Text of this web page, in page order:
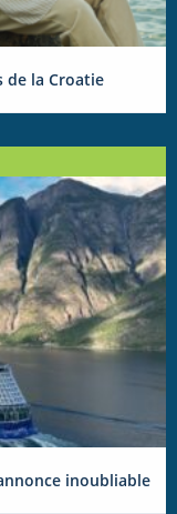
de la Croatie
inoubliable